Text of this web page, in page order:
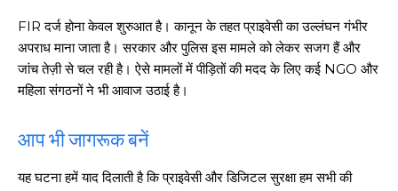
FIR दर्ज होना केवल शुरुआत है। कानून के तहत प्राइवेसी का उल्लंघन गंभीर
अपराध माना जाता है। सरकार और पुलिस इस मामले को लेकर सजग हैं और
जांच तेज़ी से चल रही है। ऐसे मामलों में पीड़ितों की मदद के लिए कई NGO और
महिला संगठनों ने भी आवाज उठाई है।
आप भी जागरूक बनें
यह घटना हमें याद दिलाती है कि प्राइवेसी और डिजिटल सुरक्षा हम सभी की